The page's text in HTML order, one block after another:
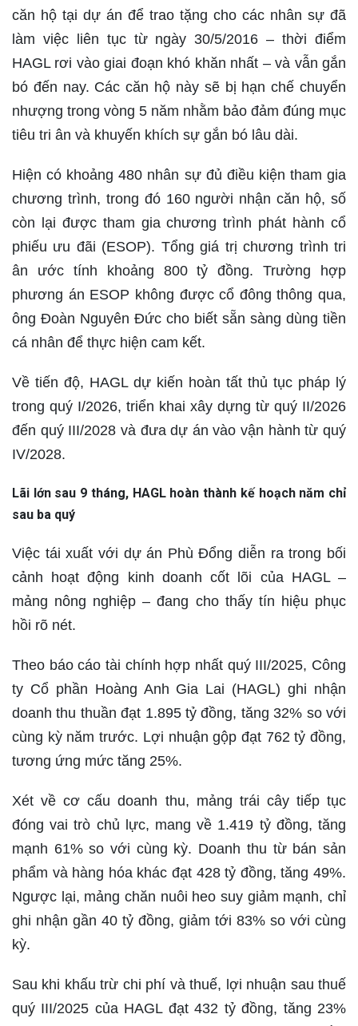
căn hộ tại dự án để trao tặng cho các nhân sự đã
làm việc liên tục từ ngày 30/5/2016 – thời điểm
HAGL rơi vào giai đoạn khó khăn nhất – và vẫn gắn
bó đến nay. Các căn hộ này sẽ bị hạn chế chuyển
nhượng trong vòng 5 năm nhằm bảo đảm đúng mục
tiêu tri ân và khuyến khích sự gắn bó lâu dài.
Hiện có khoảng 480 nhân sự đủ điều kiện tham gia
chương trình, trong đó 160 người nhận căn hộ, số
còn lại được tham gia chương trình phát hành cổ
phiếu ưu đãi (ESOP). Tổng giá trị chương trình tri
ân ước tính khoảng 800 tỷ đồng. Trường hợp
phương án ESOP không được cổ đông thông qua,
ông Đoàn Nguyên Đức cho biết sẵn sàng dùng tiền
cá nhân để thực hiện cam kết.
Về tiến độ, HAGL dự kiến hoàn tất thủ tục pháp lý
trong quý I/2026, triển khai xây dựng từ quý II/2026
đến quý III/2028 và đưa dự án vào vận hành từ quý
IV/2028.
Lãi lớn sau 9 tháng, HAGL hoàn thành kế hoạch năm chỉ
sau ba quý
Việc tái xuất với dự án Phù Đổng diễn ra trong bối
cảnh hoạt động kinh doanh cốt lõi của HAGL –
mảng nông nghiệp – đang cho thấy tín hiệu phục
hồi rõ nét.
Theo báo cáo tài chính hợp nhất quý III/2025, Công
ty Cổ phần Hoàng Anh Gia Lai (HAGL) ghi nhận
doanh thu thuần đạt 1.895 tỷ đồng, tăng 32% so với
cùng kỳ năm trước. Lợi nhuận gộp đạt 762 tỷ đồng,
tương ứng mức tăng 25%.
Xét về cơ cấu doanh thu, mảng trái cây tiếp tục
đóng vai trò chủ lực, mang về 1.419 tỷ đồng, tăng
mạnh 61% so với cùng kỳ. Doanh thu từ bán sản
phẩm và hàng hóa khác đạt 428 tỷ đồng, tăng 49%.
Ngược lại, mảng chăn nuôi heo suy giảm mạnh, chỉ
ghi nhận gần 40 tỷ đồng, giảm tới 83% so với cùng
kỳ.
Sau khi khấu trừ chi phí và thuế, lợi nhuận sau thuế
quý III/2025 của HAGL đạt 432 tỷ đồng, tăng 23%